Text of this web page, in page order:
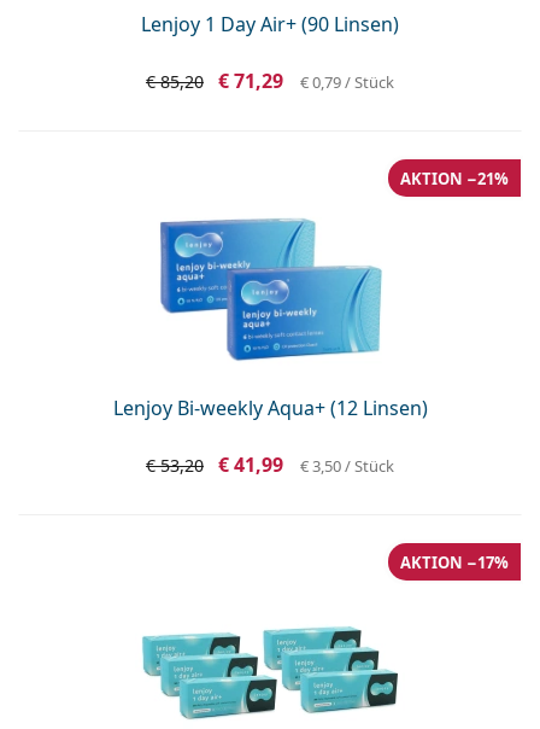
Lenjoy 1 Day Air+ (90 Linsen)
€ 85,20 € 71,29 € 0,79/ Stück
Lenjoy Bi-weekly Aqua+ (12 Linsen)
AKTION −21%
€ 53,20 € 41,99 € 3,50/ Stück
AKTION −17%